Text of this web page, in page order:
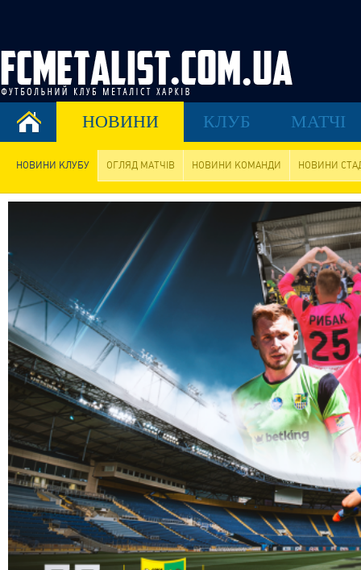
НОВИНИ КЛУБ МАТЧІ
НОВИНИ КЛУБУ ОГЛЯД МАТЧІВ НОВИНИ КОМАНДИ НОВИНИ